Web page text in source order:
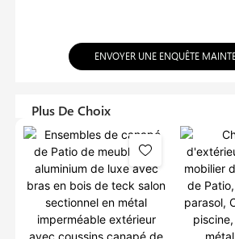
ENVOYER UNE ENQUÊTE
Plus De Choix